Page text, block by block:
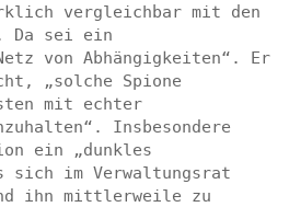
vergleichbar mit den
Da sei ein
von Abhängigkeiten“. Er
„solche Spione
mit echter
Insbesondere
ein „dunkles
sich im Verwaltungsrat
ihn mittlerweile zu